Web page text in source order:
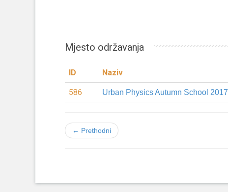
Mjesto održavanja
ID Naziv
586 Urban Physics Autumn School 2017
← Prethodni